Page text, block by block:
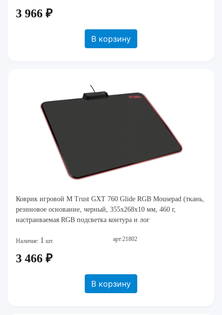
3 966 ₽
В корзину
Коврик игровой M Trust GXT 760 Glide RGB Mousepad (ткань,
резиновое основание, черный, 355x268x10 мм, 460 г,
настраиваемая RGB подсветка контура и лог
Наличие: 1 шт. арт:21802
3 466 ₽
В корзину